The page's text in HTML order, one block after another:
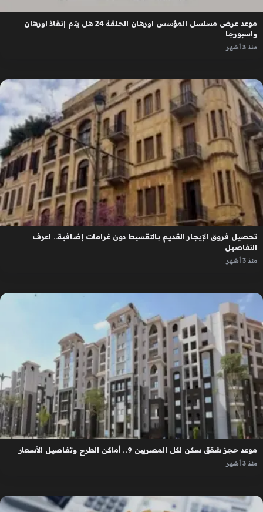
موعد عرض مسلسل المؤسس اورهان الحلقة 24 هل يتم إنقاذ اورهان
واسبورجا
منذ 3 أشهر
تحصيل فروق الإيجار القديم بالتقسيط دون غرامات إضافية.. اعرف
التفاصيل
منذ 3 أشهر
موعد حجز شقق سكن لكل المصريين 9.. أماكن الطرح وتفاصيل الأسعار
منذ 3 أشهر